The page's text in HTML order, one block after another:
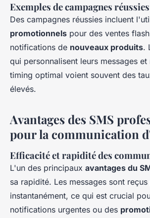
Exemples de campagnes réussies
Des campagnes réussies incluent
promotionnels pour des ventes
notifications de nouveaux produits.
qui personnalisent leurs messages
timing optimal voient souvent des
élevés.
Avantages des SMS
pour la communication
Efficacité et rapidité des
L'un des principaux avantages du
sa rapidité. Les messages sont
instantanément, ce qui est crucial
notifications urgentes ou des